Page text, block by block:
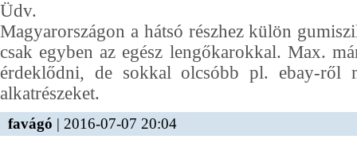
Üdv.
Magyarországon a hátsó részhez külön
csak egyben az egész lengőkarokkal. Max.
érdeklődni, de sokkal olcsóbb pl. ebay-ről
alkatrészeket.
favágó | 2016-07-07 20:04